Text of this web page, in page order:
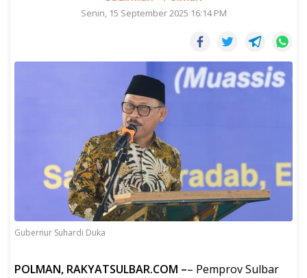
Senin, 15 September 2025 16:14 PM
Gubernur Suhardi Duka
POLMAN, RAKYATSULBAR.COM –– Pemprov Sulbar